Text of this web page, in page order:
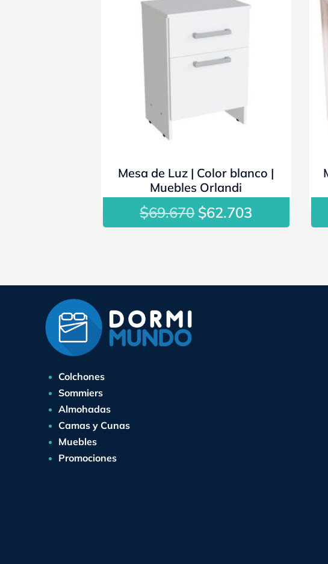
Mesa de Luz | Color blanco |
Muebles Orlandi
$69.670 El
precio
$62.703
precio
Colchones
Sommiers
Almohadas
Camas y Cunas
Muebles
Promociones